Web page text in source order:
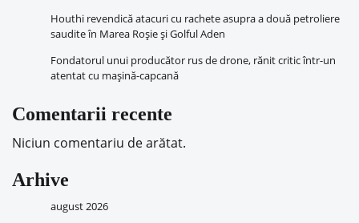
Houthi revendică atacuri cu rachete asupra a două petroliere
saudite în Marea Roșie și Golful Aden
Fondatorul unui producător rus de drone, rănit critic într-un
atentat cu mașină-capcană
Comentarii recente
Niciun comentariu de arătat.
Arhive
august 2026